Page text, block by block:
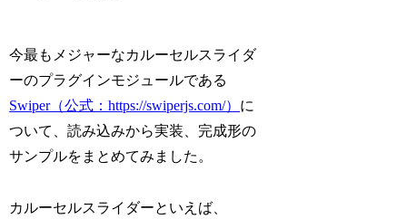
今最もメジャーなカルーセルスライダ
ーのプラグインモジュールである
Swiper（公式：https://swiperjs.com/） に
ついて、読み込みから実装、完成形の
サンプルをまとめてみました。
カルーセルスライダーといえば、